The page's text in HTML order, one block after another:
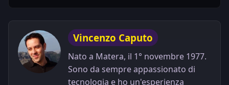
Vincenzo Caputo
Nato a Matera, il 1° novembre 1977.
Sono da sempre appassionato di
tecnologia e ho un'esperienza